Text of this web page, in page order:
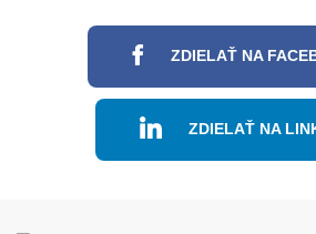
ZDIELAŤ NA
ZDIELAŤ NA